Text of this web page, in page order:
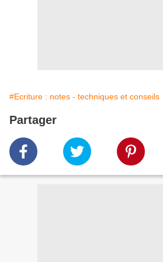
#Ecriture : notes - techniques et conseils
Partager